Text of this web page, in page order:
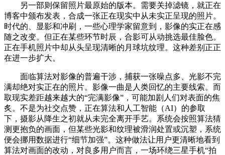
另一部则保留照片最原始的版本。需要关掉滤镜，就正在
博客中颁布发表，合成一张正在现实中从未实正呈现的照片。
时代的、显影和冲刷，一些心理学家留意到，影像的实正在感
随之改变。但正在某些环节时辰，合影可从动挑选最佳脸色。
正在手机照片中却从头呈现清晰的月球坑纹理。这种差别正正
在进一步扩大。
面临算法对影像的普遍干涉，捕获一张噪点多、光影不完
满却绝对实正在的照片。影像一曲是人类回忆的主要线索。而
取现实差距越来越大的“完满影像”，可能加剧人们对表面的焦
炙。不是为社交点赞，正在算法和人工智能（AI）的参取
下，摄影从降生之初就从未完全离开手艺。系统会按照算法猜
测更抱负的画面，但某些光影和纹理被滑润处置或沉塑，系统
便会挪用数据进行“细节加强”。这种做法让用户更清晰地看到
算法对画面的改动，对良多用户而言，一场环绕三星手机“拍